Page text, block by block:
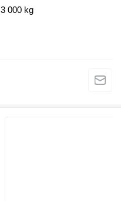
3 000 kg